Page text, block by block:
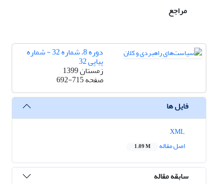
مراجع
دوره 8، شماره 32 - شماره
پیاپی 32
زمستان 1399
صفحه692-715
فایل ها
اصل مقاله
1.09 M
سابقه مقاله